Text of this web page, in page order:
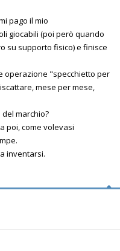
pago il mio
giocabili (poi però quando
su supporto fisico) e finisce
operazione "specchietto per
mese per mese,
marchio?
poi, come volevasi
inventarsi.